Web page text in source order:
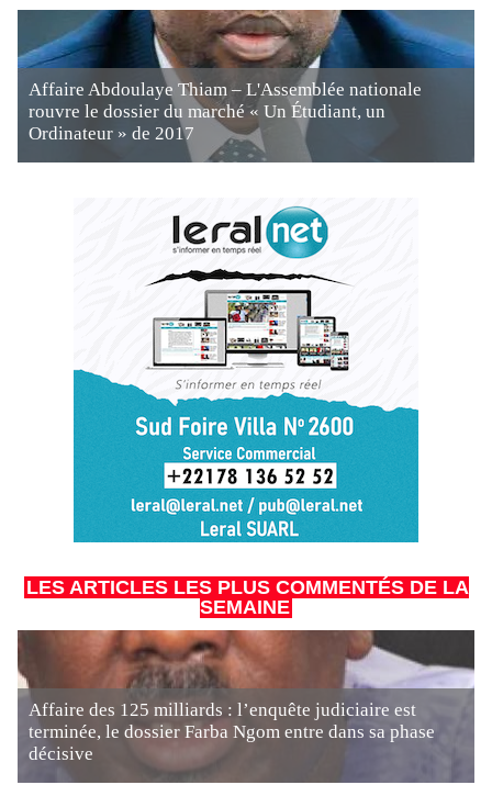
Affaire Abdoulaye Thiam – L'Assemblée nationale
rouvre le dossier du marché « Un Étudiant, un
Ordinateur » de 2017
LES ARTICLES LES PLUS COMMENTÉS DE LA
SEMAINE
Affaire des 125 milliards : l’enquête judiciaire est
terminée, le dossier Farba Ngom entre dans sa phase
décisive